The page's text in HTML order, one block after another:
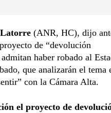
(ANR, HC), dijo
de “devolución
haber robado al
que analizarán el tema
con la Cámara Alta.
el proyecto de